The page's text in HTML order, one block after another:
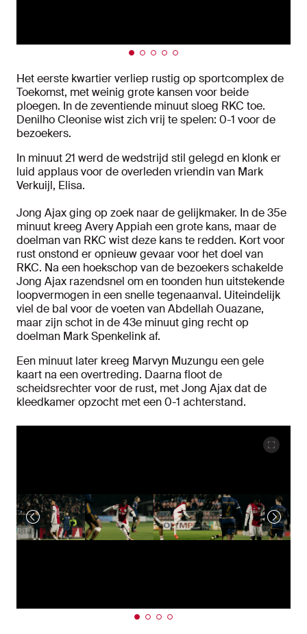
Het eerste kwartier verliep rustig op sportcomplex de
Toekomst, met weinig grote kansen voor beide
ploegen. In de zeventiende minuut sloeg RKC toe.
Denilho Cleonise wist zich vrij te spelen: 0-1 voor de
bezoekers.
In minuut 21 werd de wedstrijd stil gelegd en klonk er
luid applaus voor de overleden vriendin van Mark
Verkuijl, Elisa.
Jong Ajax ging op zoek naar de gelijkmaker. In de 35e
minuut kreeg Avery Appiah een grote kans, maar de
doelman van RKC wist deze kans te redden. Kort voor
rust onstond er opnieuw gevaar voor het doel van
RKC. Na een hoekschop van de bezoekers schakelde
Jong Ajax razendsnel om en toonden hun uitstekende
loopvermogen in een snelle tegenaanval. Uiteindelijk
viel de bal voor de voeten van Abdellah Ouazane,
maar zijn schot in de 43e minuut ging recht op
doelman Mark Spenkelink af.
Een minuut later kreeg Marvyn Muzungu een gele
kaart na een overtreding. Daarna floot de
scheidsrechter voor de rust, met Jong Ajax dat de
kleedkamer opzocht met een 0-1 achterstand.